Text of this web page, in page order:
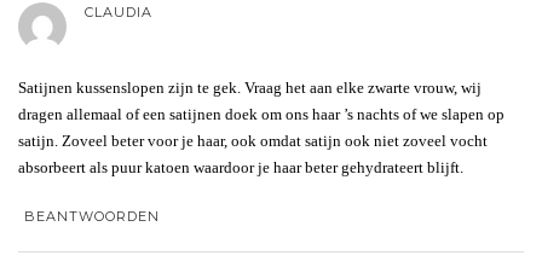
CLAUDIA
Satijnen kussenslopen zijn te gek. Vraag het aan elke zwarte vrouw, wij
dragen allemaal of een satijnen doek om ons haar ’s nachts of we slapen op
satijn. Zoveel beter voor je haar, ook omdat satijn ook niet zoveel vocht
absorbeert als puur katoen waardoor je haar beter gehydrateert blijft.
BEANTWOORDEN